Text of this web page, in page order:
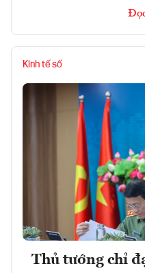
Kinh tế số
Thủ tướng chỉ